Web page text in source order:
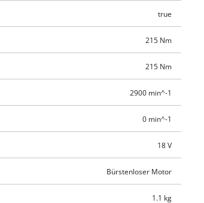
true
215 Nm
215 Nm
2900 min^-1
0 min^-1
18 V
Bürstenloser Motor
1.1 kg